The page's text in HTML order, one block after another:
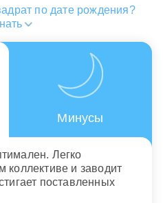
по дате рождения?
Минусы
Легко
коллективе и заводит
поставленных